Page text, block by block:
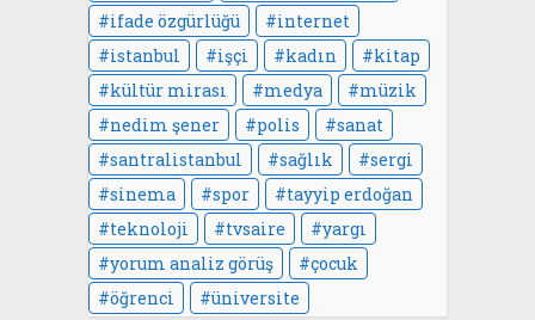
ifade özgürlüğü
internet
istanbul
işçi kadın
kitap
kültür mirası
medya
müzik
nedim şener
polis
sanat
santralistanbul
sağlık
sergi
sinema
spor
tayyip erdoğan
teknoloji
tvsaire
yargı
yorum analiz görüş
çocuk
öğrenci
üniversite